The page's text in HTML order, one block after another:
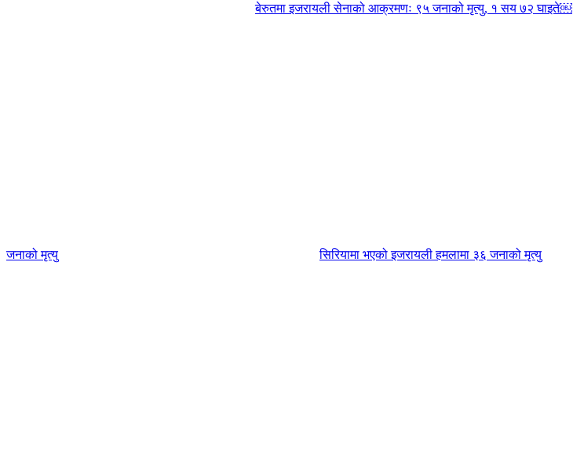
बेरुतमा इजरायली सेनाको आक्रमणः ९५ जनाको मृत्यु, १ सय ७२ घाइते￼
जनाको मृत्यु सिरियामा भएको इजरायली हमलामा ३६ जनाको मृत्यु